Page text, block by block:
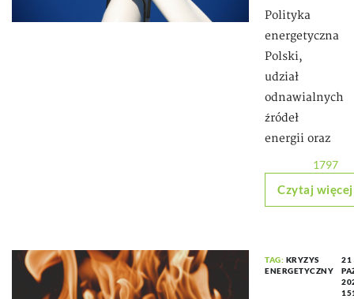
Polityka
energetyczna
Polski,
udział
odnawialnych
źródeł
energii oraz
1797
Czytaj więcej
TAG: KRYZYS
ENERGETYCZNY
21